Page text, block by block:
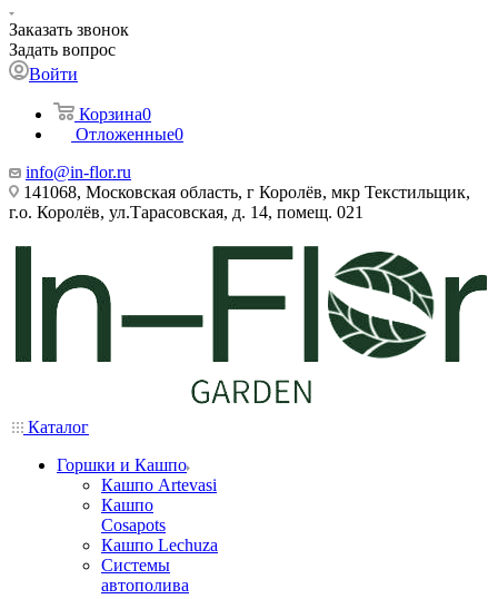
Заказать звонок
Задать вопрос
Войти
Корзина0
Отложенные0
info@in-flor.ru
141068, Московская область, г Королёв, мкр Текстильщик,
г.о. Королёв, ул.Тарасовская, д. 14, помещ. 021
Каталог
Горшки и Кашпо
Кашпо Artevasi
Кашпо
Cosapots
Кашпо Lechuza
Системы
автополива